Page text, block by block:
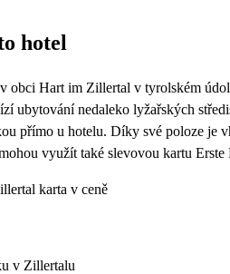
hotel
obci Hart im Zillertal v tyrolském
ubytování nedaleko lyžařských
přímo u hotelu. Díky své poloze
využít také slevovou kartu
karta v ceně
v Zillertalu